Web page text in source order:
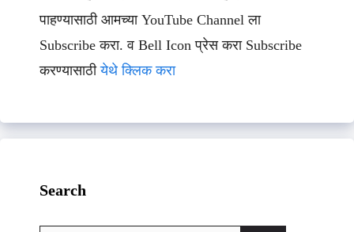
पाहण्यासाठी आमच्या YouTube Channel ला
Subscribe करा. व Bell Icon प्रेस करा Subscribe
करण्यासाठीयेथे क्लिक करा
Search